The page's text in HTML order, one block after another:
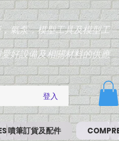
氣泵，模型工具及模型工
好設備及相關材料的供應
登入
噴筆訂貨及配件